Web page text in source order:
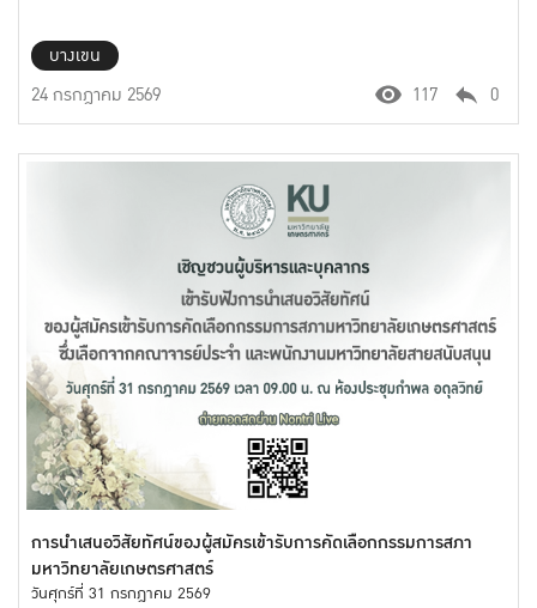
บางเขน
24 กรกฎาคม 2569
117 0
การนำเสนอวิสัยทัศน์ของผู้สมัครเข้ารับการคัดเลือกกรรมการสภา
มหาวิทยาลัยเกษตรศาสตร์
วันศุกร์ที่ 31 กรกฎาคม 2569